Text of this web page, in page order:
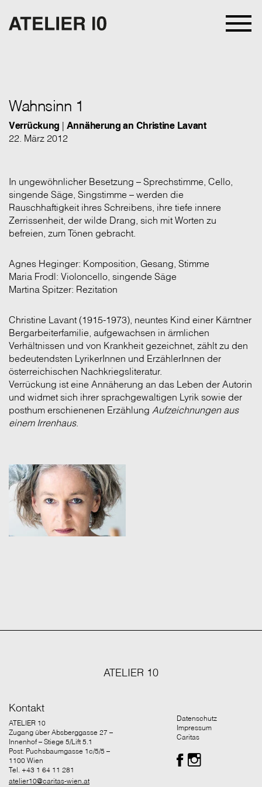
Wahnsinn 1
Verrückung | Annäherung an Christine Lavant
22. März 2012
In ungewöhnlicher Besetzung – Sprechstimme, Cello,
singende Säge, Singstimme – werden die
Rauschhaftigkeit ihres Schreibens, ihre tiefe innere
Zerrissenheit, der wilde Drang, sich mit Worten zu
befreien, zum Tönen gebracht.
Agnes Heginger: Komposition, Gesang, Stimme
Maria Frodl: Violoncello, singende Säge
Martina Spitzer: Rezitation
Christine Lavant (1915-1973), neuntes Kind einer Kärntner
Bergarbeiterfamilie, aufgewachsen in ärmlichen
Verhältnissen und von Krankheit gezeichnet, zählt zu den
bedeutendsten LyrikerInnen und ErzählerInnen der
österreichischen Nachkriegsliteratur.
Verrückung ist eine Annäherung an das Leben der Autorin
und widmet sich ihrer sprachgewaltigen Lyrik sowie der
posthum erschienenen Erzählung Aufzeichnungen aus
einem Irrenhaus.
ATELIER 10
Kontakt
ATELIER 10
Zugang über Absberggasse 27 –
Innenhof – Stiege 5/Lift 5.1
Post: Puchsbaumgasse 1c/5/5 –
1100 Wien
Tel. +43 1 64 11 281
atelier10@caritas-wien.at
Datenschutz
Impressum
Caritas